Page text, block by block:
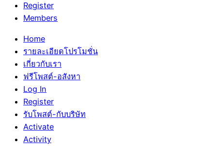
Register
Members
Home
รายละเอียดโปรโมชั่น
เกี่ยวกับเรา
ฟรีโพสต์-อสังหา
Log In
Register
รับโพสต์-กับบริษัท
Activate
Activity